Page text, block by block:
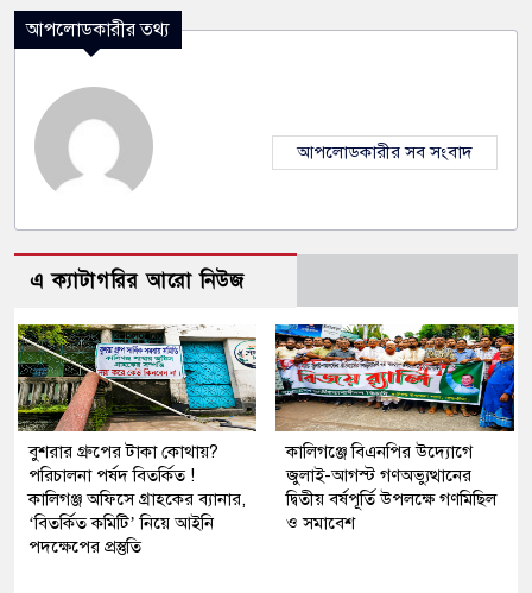
আপলোডকারীর তথ্য
আপলোডকারীর সব সংবাদ
এ ক্যাটাগরির আরো নিউজ
বুশরার গ্রুপের টাকা কোথায়?
পরিচালনা পর্ষদ বিতর্কিত !
কালিগঞ্জ অফিসে গ্রাহকের ব্যানার,
‘বিতর্কিত কমিটি’ নিয়ে আইনি
পদক্ষেপের প্রস্তুতি
কালিগঞ্জে বিএনপির উদ্যোগে
জুলাই-আগস্ট গণঅভ্যুত্থানের
দ্বিতীয় বর্ষপূর্তি উপলক্ষে গণমিছিল
ও সমাবেশ